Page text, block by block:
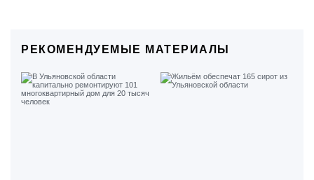
РЕКОМЕНДУЕМЫЕ МАТЕРИАЛЫ